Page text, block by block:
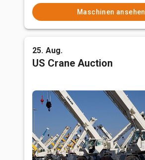
Maschinen ansehen
25. Aug.
US Crane Auction